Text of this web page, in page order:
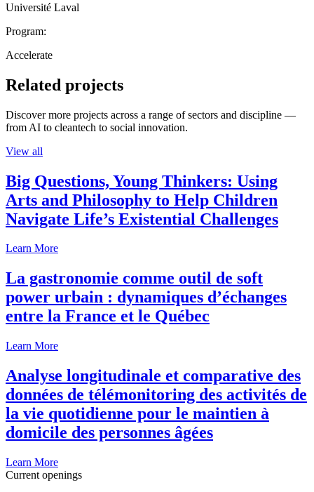
Université Laval
Program:
Accelerate
Related projects
Discover more projects across a range of sectors and discipline —
from AI to cleantech to social innovation.
View all
Big Questions, Young Thinkers: Using
Arts and Philosophy to Help Children
Navigate Life’s Existential Challenges
Learn More
La gastronomie comme outil de soft
power urbain : dynamiques d’échanges
entre la France et le Québec
Learn More
Analyse longitudinale et comparative des
données de télémonitoring des activités de
la vie quotidienne pour le maintien à
domicile des personnes âgées
Learn More
Current openings